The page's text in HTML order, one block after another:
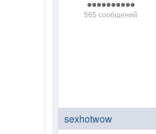
565 сообщений
sexhotwow